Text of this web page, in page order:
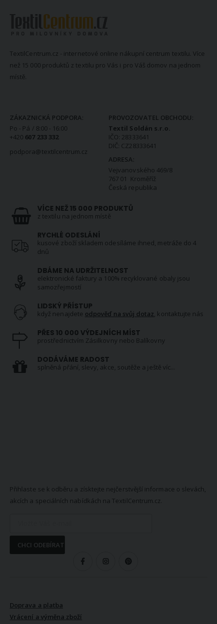
TextilCentrum.cz - internetové online nákupní centrum textilu. Více
než 15 000 produktů z textilu pro Vás i pro Váš domov na jednom
místě.
ZÁKAZNICKÁ PODPORA:
Po - Pá / 8:00 - 16:00
+420 607 233 332
podpora@textilcentrum.cz
PROVOZOVATEL OBCHODU:
Textil Soldán s.r.o.
IČO: 28333641
DIČ: CZ28333641
ADRESA:
Vejvanovského 469/8
767 01 Kroměříž
Česká republika
VÍCE NEŽ 15 000 PRODUKTŮ
z textilu na jednom místě
RYCHLÉ ODESLÁNÍ
kusové zboží skladem odesíláme ihned, metráže do 4
dnů
DBÁME NA UDRŽITELNOST
elektronické faktury a 100% recyklované obaly jsou
samozřejmostí
LIDSKÝ PŘÍSTUP
když nenajdete odpověď na svůj dotaz, kontaktujte nás
PŘES 10 000 VÝDEJNÍCH MÍST
prostřednictvím Zásilkovny nebo Balíkovny
DODÁVÁME RADOST
splněná přání, slevy, akce, soutěže a ještě víc...
Přihlaste se k odběru a získtejte nejčerstvější informace o slevách,
akcích a speciálních nabídkách na TextilCentrum.cz.
CHCI ODEBÍRAT
Doprava a platba
Vrácení a výměna zboží